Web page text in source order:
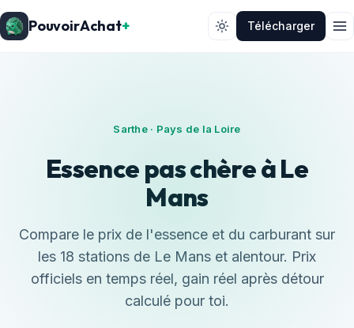
PouvoirAchat+ Télécharger
Sarthe · Pays de la Loire
Essence pas chère à Le
Mans
Compare le prix de l'essence et du carburant sur
les 18 stations de Le Mans et alentour. Prix
officiels en temps réel, gain réel après détour
calculé pour toi.